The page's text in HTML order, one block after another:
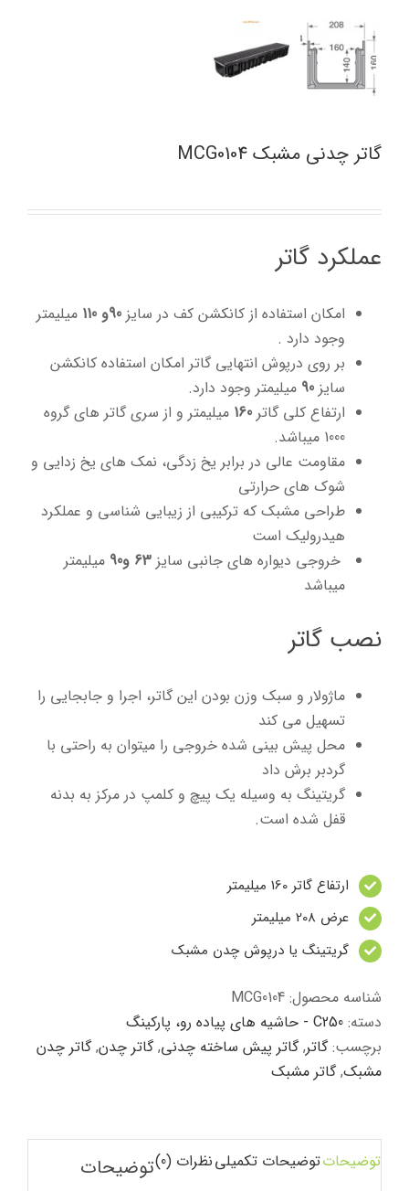
گاتر چدنی مشبک MCG0104
عملکرد گاتر
امکان استفاده از کانکشن کف در سایز 90و 110
میلیمتر
وجود دارد .
بر روی درپوش انتهایی گاتر امکان استفاده کانکشن
سایز 90 میلیمتر وجود دارد.
ارتفاع کلی گاتر 160 میلیمتر و از سری گاتر های گروه
1000 میباشد.
مقاومت عالی در برابر یخ زدگی، نمک های یخ زدایی و
شوک های حرارتی
طراحی مشبک که ترکیبی از زیبایی شناسی و عملکرد
هیدرولیک است
خروجی دیواره های جانبی سایز 63 و90
میلیمتر
میباشد
نصب گاتر
ماژولار و سبک وزن بودن این گاتر، اجرا و جابجایی را
تسهیل می کند
محل پیش بینی شده خروجی را میتوان به راحتی با
گردبر برش داد
گریتینگ به وسیله یک پیچ و کلمپ در مرکز به بدنه
قفل شده است.
ارتفاع گاتر 160 میلیمتر
عرض 208 میلیمتر
گریتینگ یا درپوش چدن مشبک
شناسه محصول: MCG0104
دسته: C250 - حاشیه های پیاده رو، پارکینگ
برچسب:گاتر,گاتر پیش ساخته چدنی,گاتر چدن,گاتر چدن
مشبک,گاتر مشبک
توضیحاتتوضیحات تکمیلینظرات (0) توضیحات